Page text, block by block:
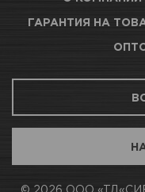
Новосибирск,
АВТОПАРК Н54
ГАРАНТИЯ НА
© 2026 ООО